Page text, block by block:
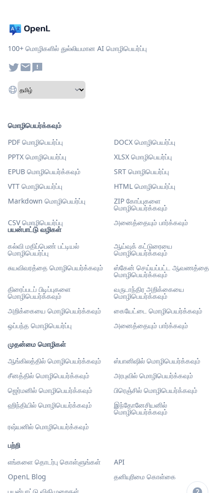
100+ மொழிகளில் துல்லியமான AI மொழிபெயர்ப்பு
பயன்பாட்டு வழிகள்
கல்வி மதிப்பெண் பட்டியல்
மொழிபெயர்ப்பு
ஆய்வுக் கட்டுரையை
மொழிபெயர்க்கவும்
சுயவிவரத்தை மொழிபெயர்க்கவும்
ஸ்கேன் செய்யப்பட்ட ஆவணத்தை
மொழிபெயர்க்கவும்
திரைப்படப் பிடிப்புகளை
மொழிபெயர்க்கவும்
வருடாந்திர அறிக்கையை
மொழிபெயர்க்கவும்
அறிக்கையை மொழிபெயர்க்கவும்
கையேட்டை மொழிபெயர்க்கவும்
ஒப்பந்த மொழிபெயர்ப்பு
அனைத்தையும் பார்க்கவும்
முதன்மை மொழிகள்
ஆங்கிலத்தில் மொழிபெயர்க்கவும்
ஸ்பானிஷில் மொழிபெயர்க்கவும்
சீனத்தில் மொழிபெயர்க்கவும்
அரபுவில் மொழிபெயர்க்கவும்
ஜெர்மனில் மொழிபெயர்க்கவும்
பிரெஞ்சில் மொழிபெயர்க்கவும்
ஹிந்தியில் மொழிபெயர்க்கவும்
இந்தோனேசியனில்
மொழிபெயர்க்கவும்
ரஷ்யனில் மொழிபெயர்க்கவும்
மொழிபெயர்க்கவும்
PDF மொழிபெயர்ப்பு
DOCX மொழிபெயர்ப்பு
PPTX மொழிபெயர்ப்பு
XLSX மொழிபெயர்ப்பு
EPUB மொழிபெயர்க்கவும்
SRT மொழிபெயர்ப்பு
VTT மொழிபெயர்ப்பு
HTML மொழிபெயர்ப்பு
Markdown மொழிபெயர்ப்பு
ZIP கோப்புகளை
மொழிபெயர்க்கவும்
CSV மொழிபெயர்ப்பு
அனைத்தையும் பார்க்கவும்
பற்றி
எங்களை தொடர்பு கொள்ளுங்கள்
API
OpenL Blog
தனியுரிமை கொள்கை